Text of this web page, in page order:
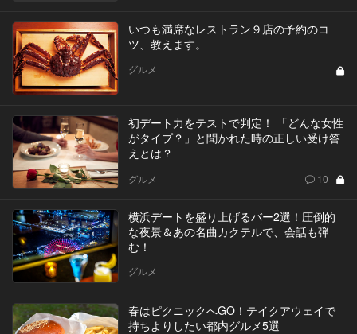
いつも満席なレストラン９店の予約のコ
ツ、教えます。
グルメ
初デート力をテストで判定！ 「どんな女性
がタイプ？」と聞かれた時の正しい受け答
えとは？
グルメ 10
横浜デートを盛り上げるバー2選！圧倒的
な夜景＆あの名曲カクテルで、会話も弾
む！
グルメ
春はピクニックへGO！テイクアウェイで
持ちよりしたい都内グルメ5選